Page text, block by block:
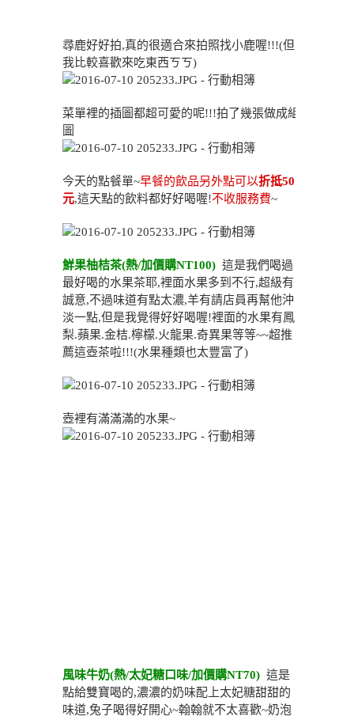
尋鹿好好拍,真的很適合來拍照找小鹿喔!!!(但
我比較喜歡來吃東西ㄎㄎ)
菜單裡的插圖都超可愛的呢!!!拍了幾張做成組
圖
今天的點餐單~早餐的飲品另外點可以折抵50
元,這天點的飲料都好好喝喔!不收服務費~
鮮果柚桔茶(熱/加價購NT100) 這是我們喝過
最好喝的水果茶耶,裡面水果多到不行,超級有
誠意,不過味道有點太濃,羊有請店員再幫他沖
淡一點,但是我覺得好好喝喔!裡面的水果有鳳
梨.蘋果.金桔.檸檬.火龍果.奇異果等等~~超推
薦這壺茶啦!!!(水果種類也太豐富了)
壺裡有滿滿滿的水果~
風味牛奶(熱/太妃糖口味/加價購NT70) 這是
點給雙寶喝的,濃濃的奶味配上太妃糖甜甜的
味道,兔子喝得好開心~翰翰就不太喜歡~奶泡